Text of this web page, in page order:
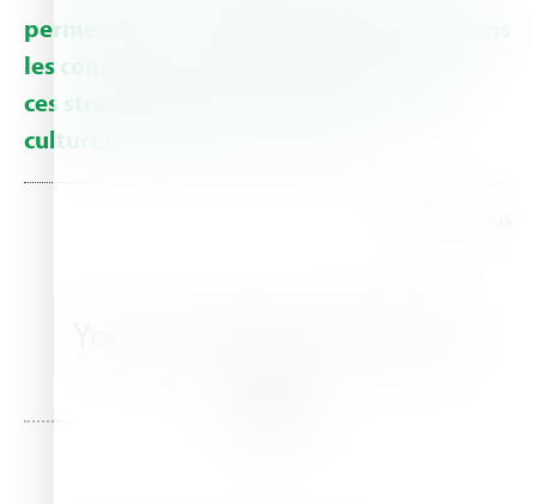
permettent à vos plantes de prospérer dans
les conditions les plus difficiles. Adoptez
ces stratégies efficaces et regardez vos
cultures s’épanouir tout l’été !